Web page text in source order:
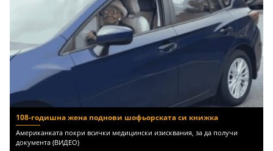
108-годишна жена поднови шофьорската си книжка
Американката покри всички медицински изисквания, за да получи
документа (ВИДЕО)